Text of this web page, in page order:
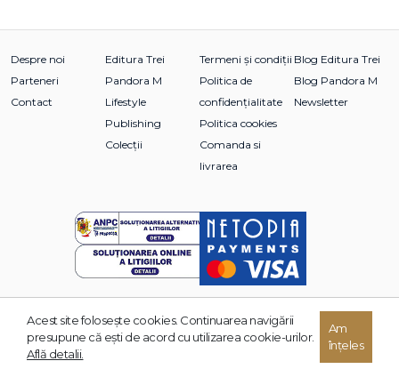
Despre noi
Parteneri
Contact
Editura Trei
Pandora M
Lifestyle
Publishing
Colecții
Termeni și condiții
Politica de
confidențialitate
Politica cookies
Comanda si
livrarea
Blog Editura Trei
Blog Pandora M
Newsletter
© 2026 Grupul Editorial TREI. Toate drepturile rezervate.
Acest site foloseşte cookies. Continuarea navigării
presupune că eşti de acord cu utilizarea cookie-urilor.
Află detalii.
Am
înțeles